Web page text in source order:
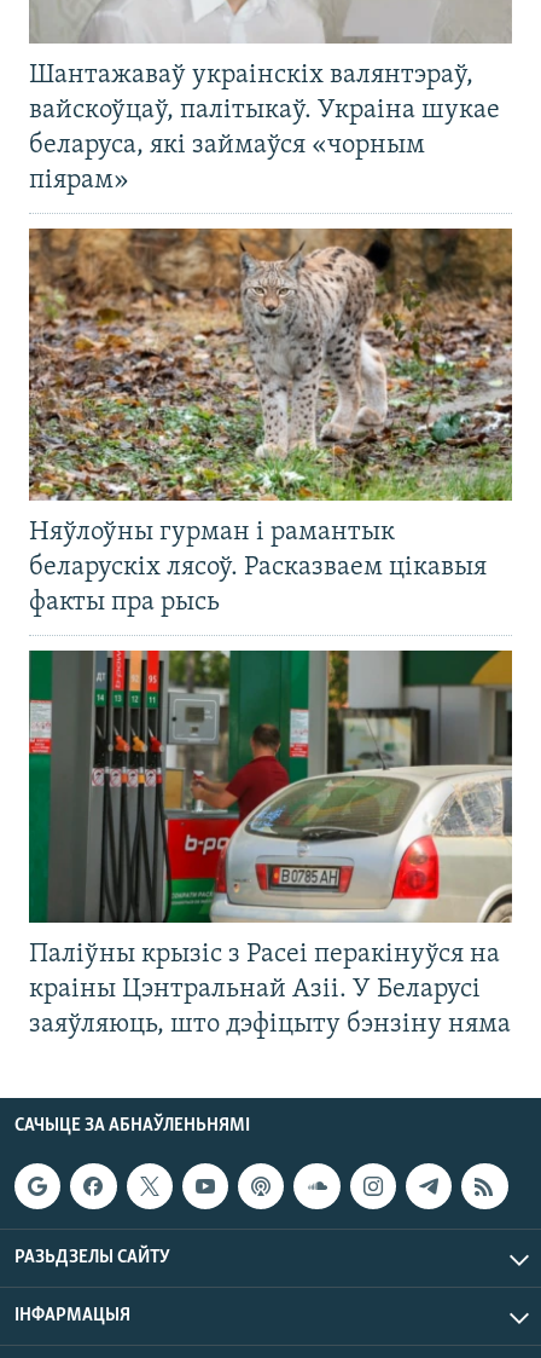
Шантажаваў украінскіх валянтэраў,
вайскоўцаў, палітыкаў. Украіна шукае
беларуса, які займаўся «чорным
піярам»
Няўлоўны гурман і рамантык
беларускіх лясоў. Расказваем цікавыя
факты пра рысь
Паліўны крызіс з Расеі перакінуўся на
краіны Цэнтральнай Азіі. У Беларусі
заяўляюць, што дэфіцыту бэнзіну няма
САЧЫЦЕ ЗА АБНАЎЛЕНЬНЯМІ
РАЗЬДЗЕЛЫ САЙТУ
ІНФАРМАЦЫЯ